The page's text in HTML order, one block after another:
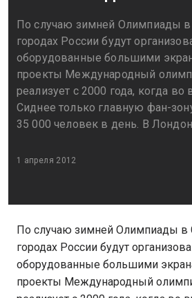
По случаю зимней Олимпиады
городах России будут
оборудованные большими
проекты Международный
реализует с 2000 года, когда во
Сиднее только главную фан-
35 000 человек в день. В
1 апреля 2012
По случаю зимней Олимпиады в
городах России будут
оборудованные большими
проекты Международный